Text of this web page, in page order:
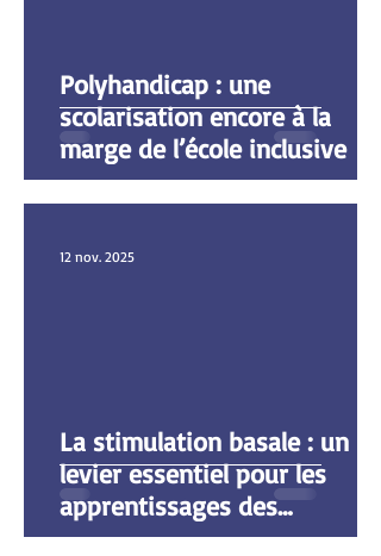
Polyhandicap : une
scolarisation encore à la
marge de l’école inclusive
La stimulation basale : un
levier essentiel pour les
apprentissages des
personnes polyhandicapées
12 nov. 2025